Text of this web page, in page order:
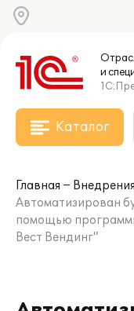
и
Каталог
Главная
Внедрения
Автоматизирован
помощью
Вест Вендинг"